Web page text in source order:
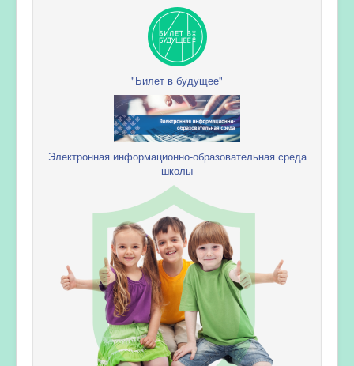
"Билет в будущее"
Электронная информационно-образовательная среда
школы